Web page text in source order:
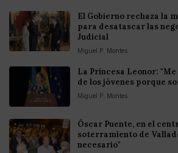
El Gobierno rechaza la
para desatascar las
Judicial
Miguel P. Montes
La Princesa Leonor:
de los jóvenes porque
Miguel P. Montes
Óscar Puente, en el
soterramiento de
necesario"